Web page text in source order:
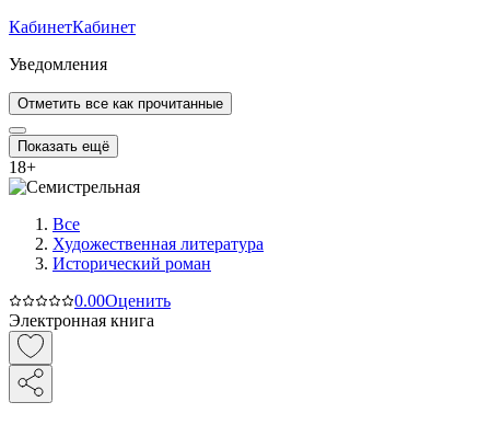
КабинетКабинет
Уведомления
Отметить все как прочитанные
Показать ещё
18+
Все
Художественная литература
Исторический роман
0.00Оценить
Электронная книга